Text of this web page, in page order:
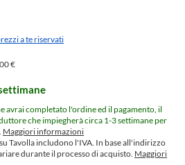
a te riservati
€
avrai completato l'ordine ed il pagamento, il
che impiegherà circa 1-3 settimane per
Maggiori informazioni
Tavolla includono l'IVA. In base all'indirizzo
durante il processo di acquisto. Maggiori